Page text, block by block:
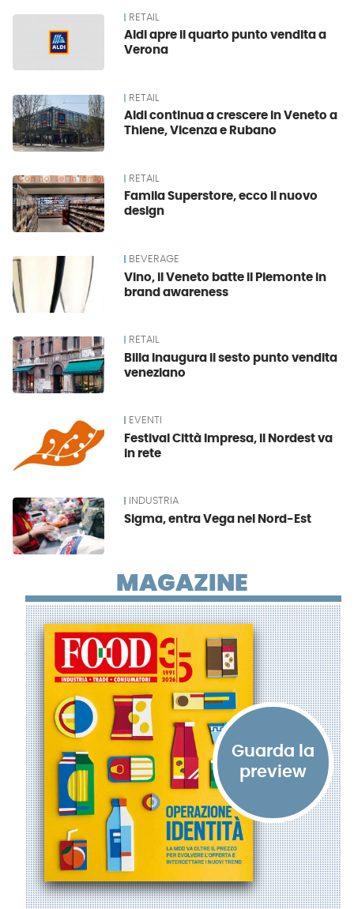
RETAIL
Aldi apre il quarto punto vendita a
Verona
RETAIL
Aldi continua a crescere in Veneto a
Thiene, Vicenza e Rubano
RETAIL
Famila Superstore, ecco il nuovo
design
BEVERAGE
Vino, il Veneto batte il Piemonte in
brand awareness
RETAIL
Billa inaugura il sesto punto vendita
veneziano
EVENTI
Festival Città Impresa, il Nordest va
in rete
INDUSTRIA
Sigma, entra Vega nel Nord-Est
MAGAZINE